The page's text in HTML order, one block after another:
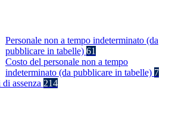
Personale non a tempo indeterminato (da
pubblicare in tabelle) 61
Costo del personale non a tempo
indeterminato (da pubblicare in tabelle) 7
di assenza 214